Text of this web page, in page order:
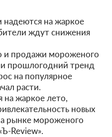
надеются на жаркое
ждут снижения
и продажи мороженого
прошлогодний тренд
на популярное
расти.
жаркое лето,
новых
рынке мороженого
Review».